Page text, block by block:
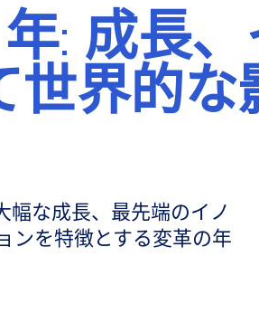
: 成長
世界的な
幅な成長、最先端のイノ
ンを特徴とする変革の年